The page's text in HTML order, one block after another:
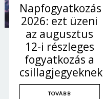
Napfogyatkozás
2026: ezt üzeni
az augusztus
12-i részleges
fogyatkozás a
csillagjegyeknek
TOVÁBB